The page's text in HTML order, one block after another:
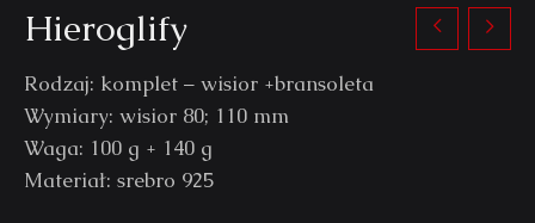
Hieroglify
Rodzaj: komplet – wisior +bransoleta
Wymiary: wisior 80; 110 mm
Waga: 100 g + 140 g
Materiał: srebro 925